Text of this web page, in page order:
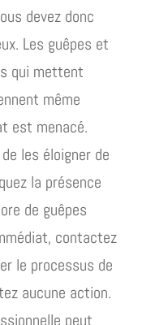
devez donc
Les guêpes et
qui mettent
même
est menacé.
les éloigner de
la présence
de guêpes
contactez
le processus de
aucune action.
peut